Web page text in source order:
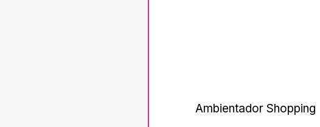
Ambientador Shopping